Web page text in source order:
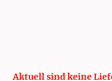
Aktuell sind keine